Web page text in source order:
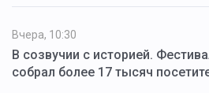
Вчера, 10:30
В созвучии с историей.
собрал более 17 тысяч